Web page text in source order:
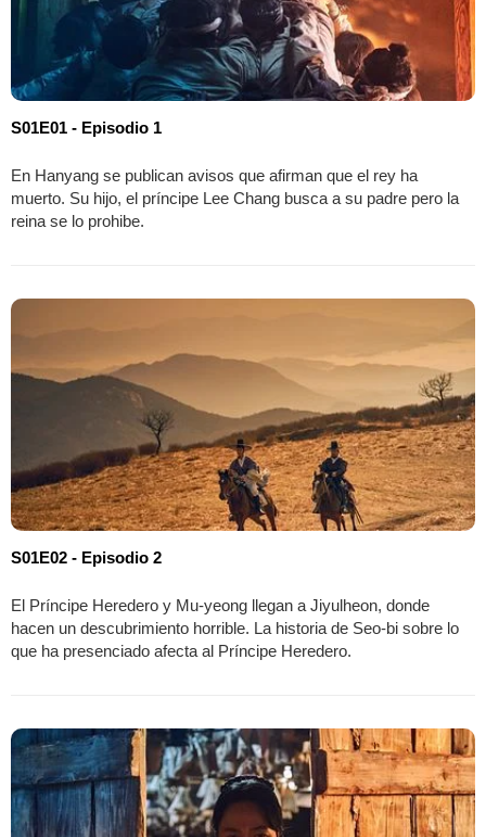
S01E01 - Episodio 1
En Hanyang se publican avisos que afirman que el rey ha
muerto. Su hijo, el príncipe Lee Chang busca a su padre pero la
reina se lo prohibe.
S01E02 - Episodio 2
El Príncipe Heredero y Mu-yeong llegan a Jiyulheon, donde
hacen un descubrimiento horrible. La historia de Seo-bi sobre lo
que ha presenciado afecta al Príncipe Heredero.